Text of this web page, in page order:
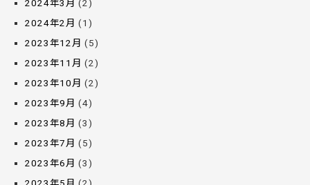
2024年3月 (2)
2024年2月 (1)
2023年12月 (5)
2023年11月 (2)
2023年10月 (2)
2023年9月 (4)
2023年8月 (3)
2023年7月 (5)
2023年6月 (3)